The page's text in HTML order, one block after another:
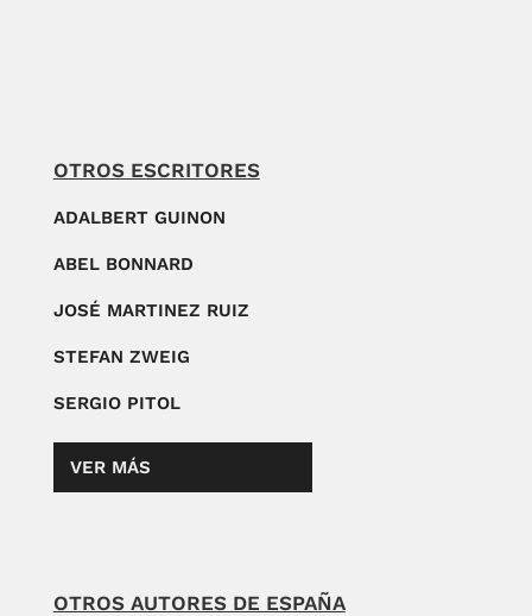
OTROS ESCRITORES
ADALBERT GUINON
ABEL BONNARD
JOSÉ MARTINEZ RUIZ
STEFAN ZWEIG
SERGIO PITOL
VER MÁS
OTROS AUTORES DE ESPAÑA